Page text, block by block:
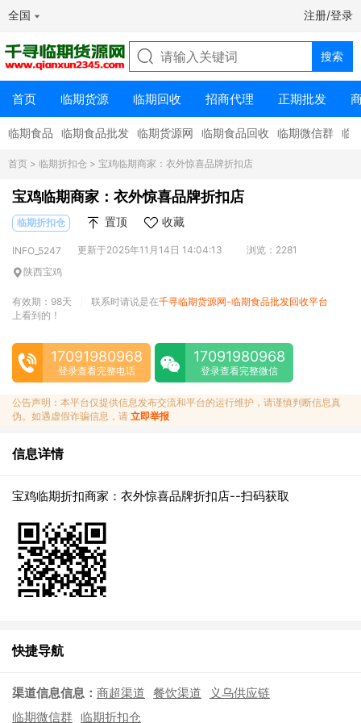
全国 注册/登录
首页 临期货源 临期回收 招商代理 正期批发
临期食品 临期食品批发 临期货源网 临期食品回收 临期微信群 临
首页 > 临期折扣仓 > 宝鸡临期商家：衣外惊喜品牌折扣店
宝鸡临期商家：衣外惊喜品牌折扣店
临期折扣仓 置顶 收藏
INFO_5247 更新于2025年11月14日 14:04:13
浏览：2281
陕西宝鸡
有效期：98天 联系时请说是在千寻临期货源网-临期食品批发回收平台
上看到的！
17091980968
登录查看完整电话
17091980968
登录查看完整微信
公告声明：本平台仅提供信息发布交流和平台的运行维护，请谨慎判断信息真
伪。如遇虚假诈骗信息，请 立即举报
信息详情
宝鸡临期折扣商家：衣外惊喜品牌折扣店--扫码获取
快捷导航
渠道信息信息： 商超渠道 餐饮渠道
义乌供应链
临期微信群 临期折扣仓